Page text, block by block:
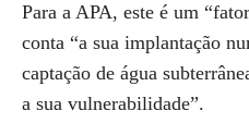
Para a APA, este é um
conta “a sua implantação
captação de água
a sua vulnerabilidade”.